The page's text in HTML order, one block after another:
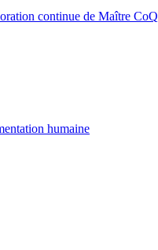
continue de Maître CoQ
humaine